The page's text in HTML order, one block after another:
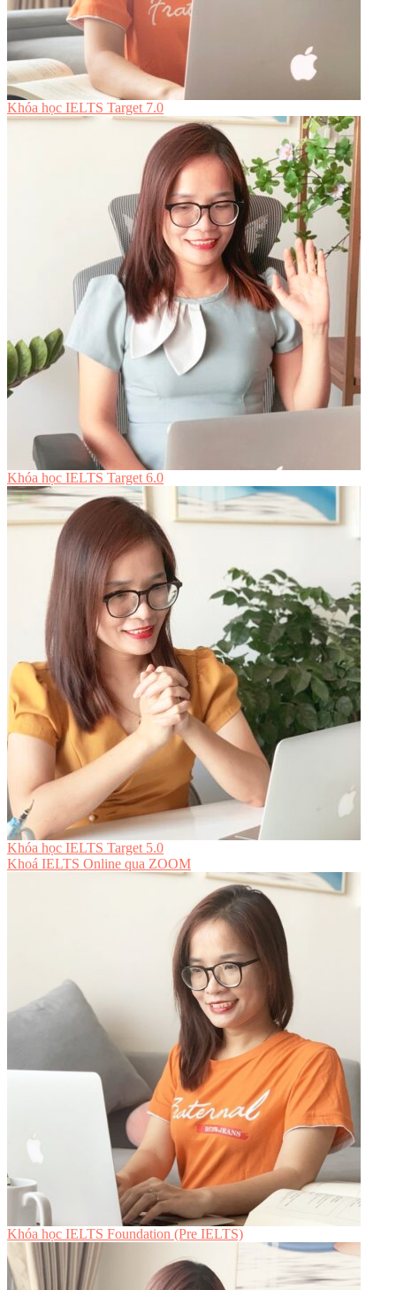
Khóa học IELTS Target 7.0
Khóa học IELTS Target 6.0
Khóa học IELTS Target 5.0
Khoá IELTS Online qua ZOOM
Khóa học IELTS Foundation (Pre IELTS)